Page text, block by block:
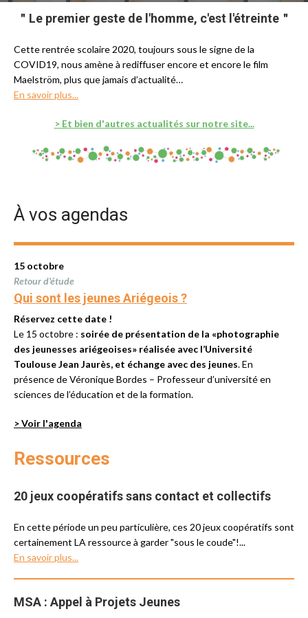
＂Le premier geste de l'homme, c'est l'étreinte＂
Cette rentrée scolaire 2020, toujours sous le signe de la
COVID19, nous amène à rediffuser encore et encore le film
Maelström, plus que jamais d’actualité…
En savoir plus...
> Et bien d'autres actualités sur notre site...
À vos agendas
15 octobre
Retour d'étude
Qui sont les jeunes Ariégeois ?
Réservez cette date !
Le 15 octobre : soirée de présentation de la «photographie
des jeunesses ariégeoises» réalisée avec l’Université
Toulouse Jean Jaurès, et échange avec des jeunes. En
présence de Véronique Bordes – Professeur d’université en
sciences de l’éducation et de la formation.
> Voir l'agenda
Ressources
20 jeux coopératifs sans contact et collectifs
En cette période un peu particulière, ces 20 jeux coopératifs sont
certainement LA ressource à garder "sous le coude"!...
En savoir plus...
MSA : Appel à Projets Jeunes